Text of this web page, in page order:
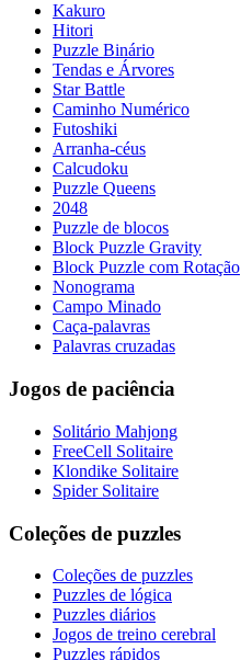
Kakuro
Hitori
Puzzle Binário
Tendas e Árvores
Star Battle
Caminho Numérico
Futoshiki
Arranha-céus
Calcudoku
Puzzle Queens
2048
Puzzle de blocos
Block Puzzle Gravity
Block Puzzle com Rotação
Nonograma
Campo Minado
Caça-palavras
Palavras cruzadas
Jogos de paciência
Solitário Mahjong
FreeCell Solitaire
Klondike Solitaire
Spider Solitaire
Coleções de puzzles
Coleções de puzzles
Puzzles de lógica
Puzzles diários
Jogos de treino cerebral
Puzzles rápidos